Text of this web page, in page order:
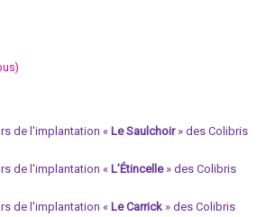
de l'implantation « Le Saulchoir» des Colibris
de l'implantation « L’Étincelle» des Colibris
de l'implantation « Le Carrick » des Colibris